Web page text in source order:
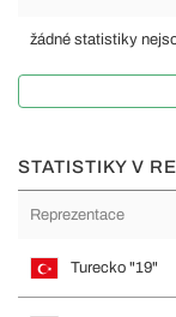
žádné statistiky
STATISTIKY V
Reprezentace
Turecko "19"